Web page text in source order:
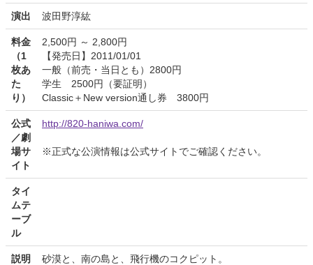
演出 波田野淳紘
料金
（1
枚あ
た
り）
2,500円 ～ 2,800円
【発売日】2011/01/01
一般（前売・当日とも）2800円
学生 2500円（要証明）
Classic＋New version通し券 3800円
公式
／劇
場サ
イト
http://820-haniwa.com/
※正式な公演情報は公式サイトでご確認ください。
タイ
ムテ
ーブ
ル
説明
砂漠と、南の島と、飛行機のコクピット。